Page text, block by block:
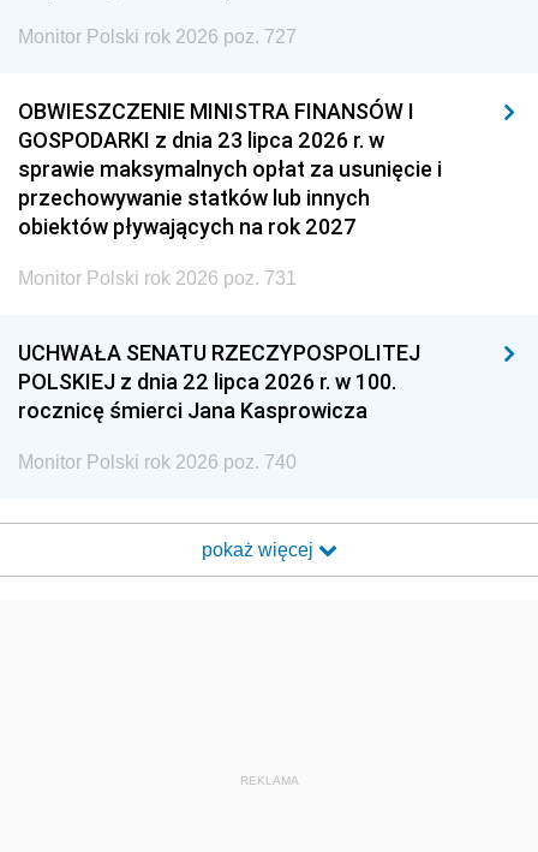
Monitor Polski rok 2026 poz. 727
OBWIESZCZENIE MINISTRA FINANSÓW I
GOSPODARKI z dnia 23 lipca 2026 r. w
sprawie maksymalnych opłat za usunięcie i
przechowywanie statków lub innych
obiektów pływających na rok 2027
Monitor Polski rok 2026 poz. 731
UCHWAŁA SENATU RZECZYPOSPOLITEJ
POLSKIEJ z dnia 22 lipca 2026 r. w 100.
rocznicę śmierci Jana Kasprowicza
Monitor Polski rok 2026 poz. 740
pokaż więcej
REKLAMA